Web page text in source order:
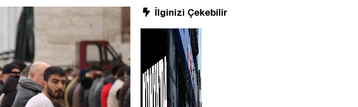
İlginizi Çekebilir